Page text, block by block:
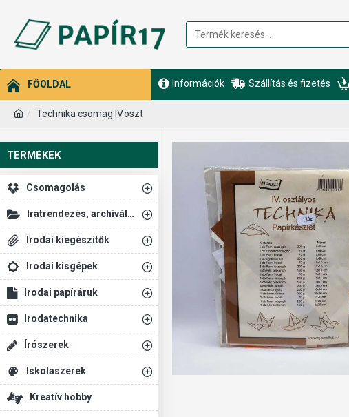
FŐOLDAL Információk Szállítás és fizetés
Technika csomag IV.oszt
TERMÉKEK
Csomagolás
Iratrendezés, archiválás
Irodai kiegészítők
Irodai kisgépek
Irodai papíráruk
Irodatechnika
Írószerek
Iskolaszerek
Kreatív hobby